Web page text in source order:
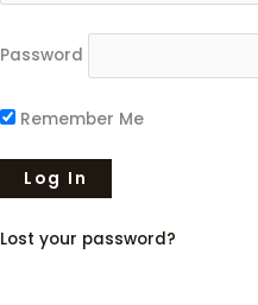
Password
Remember Me
Lost your password?